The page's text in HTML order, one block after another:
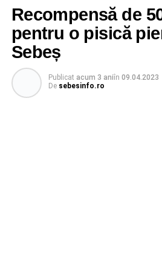
Recompensă de
pentru o pisică
Sebeș
Publicat acum 3 aniîn 09.04.2023
De sebesinfo.ro